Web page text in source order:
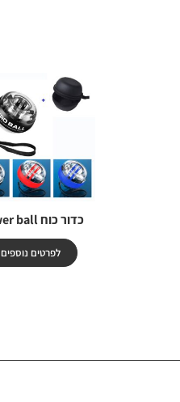
כדור כוח power ball
לפרטים נוספים